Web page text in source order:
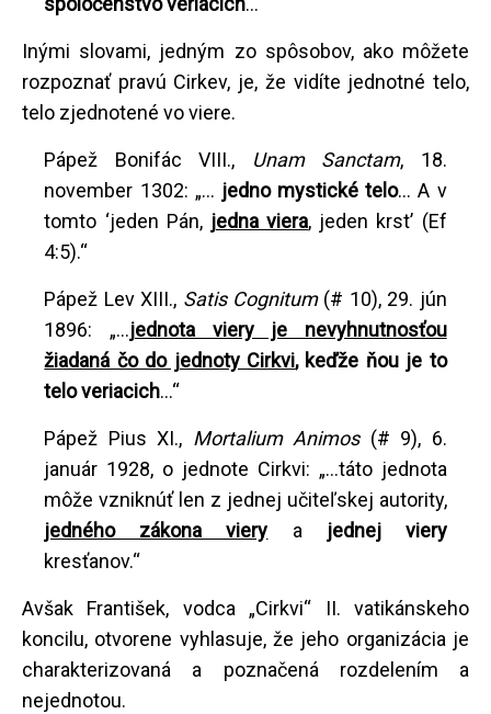
Inými slovami, jedným zo spôsobov, ako môžete
rozpoznať pravú Cirkev, je, že vidíte jednotné telo,
telo zjednotené vo viere.
Pápež Bonifác VIII., Unam Sanctam, 18.
november 1302: „... jedno mystické telo... A v
tomto ‘jeden Pán, jedna viera, jeden krst’ (Ef
4:5).“
Pápež Lev XIII., Satis Cognitum (# 10), 29. jún
1896: „...jednota viery je nevyhnutnosťou
žiadaná čo do jednoty Cirkvi, keďže ňou je to
telo veriacich...“
Pápež Pius XI., Mortalium Animos (# 9), 6.
január 1928, o jednote Cirkvi: „...táto jednota
môže vzniknúť len z jednej učiteľskej autority,
jedného zákona viery a
jednej viery
kresťanov.“
Avšak František, vodca „Cirkvi“ II. vatikánskeho
koncilu, otvorene vyhlasuje, že jeho organizácia je
charakterizovaná a poznačená rozdelením a
nejednotou.